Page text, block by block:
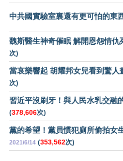
中共國實驗室裏還有更可怕的東
魏斯醫生神奇催眠 解開恩怨情仇
次)
當哀樂響起 胡耀邦女兒看到驚人
次)
習近平沒刷牙！與人民水乳交融
(378,606次)
黨的希望！黨員慣犯廁所偷拍女
2021/6/14 (353,562次)